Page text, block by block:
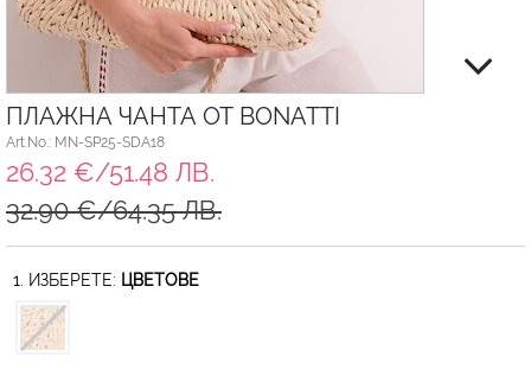
ПЛАЖНА ЧАНТА ОТ BONATTI
Art.No.: MN-SP25-SDA18
26.32 €/51.48 ЛВ.
32.90 €/64.35 ЛВ.
1. ИЗБЕРЕТЕ: ЦВЕТОВЕ